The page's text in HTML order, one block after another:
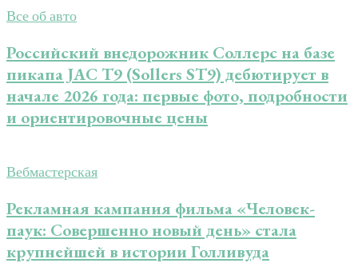
Все об авто
Российский внедорожник Соллерс на базе
пикапа JAC T9 (Sollers ST9) дебютирует в
начале 2026 года: первые фото, подробности
и ориентировочные цены
Вебмастерская
Рекламная кампания фильма «Человек-
паук: Совершенно новый день» стала
крупнейшей в истории Голливуда